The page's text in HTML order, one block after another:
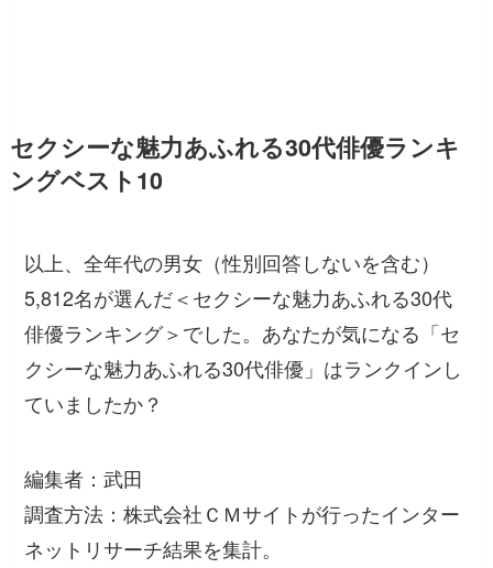
セクシーな魅力あふれる30代俳優ランキ
ングベスト10
以上、全年代の男女（性別回答しないを含む）
5,812名が選んだ＜セクシーな魅力あふれる30代
俳優ランキング＞でした。あなたが気になる「セ
クシーな魅力あふれる30代俳優」はランクインし
ていましたか？
編集者：武田
調査方法：株式会社ＣＭサイトが行ったインター
ネットリサーチ結果を集計。